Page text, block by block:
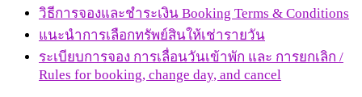
วิธีการจองและชำระเงิน Booking Terms & Conditions
แนะนำการเลือกทรัพย์สินให้เช่ารายวัน
ระเบียบการจอง การเลื่อนวันเข้าพัก และ การยกเลิก /
Rules for booking, change day, and cancel